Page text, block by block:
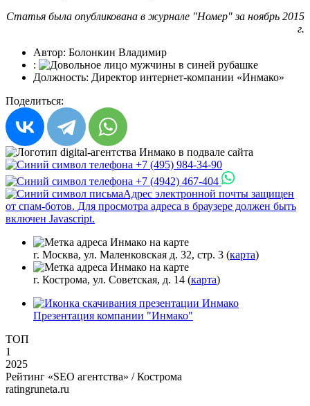
Статья была опубликована в журнале "Номер" за ноябрь 2015
г.
Автор: Болонкин Владимир
:
Должность: Директор интернет-компании «Инмако»
Поделиться:
+7 (495) 984-34-90
+7 (4942) 467-404
Адрес электронной почты защищен
от спам-ботов. Для просмотра адреса в браузере должен быть
включен Javascript.
г. Москва, ул. Маленковская д. 32, стр. 3 (карта)
г. Кострома, ул. Советская, д. 14 (карта)
Презентация компании "Инмако"
ТОП
1
2025
Рейтинг «SEO агентства» / Кострома
ratingruneta.ru